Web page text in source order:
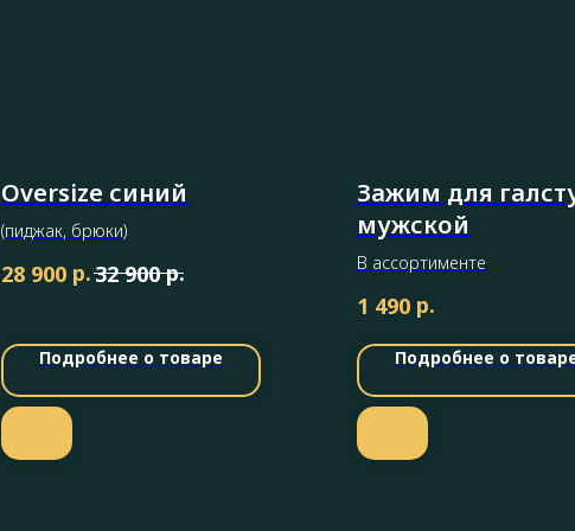
Oversize синий
(пиджак, брюки)
28 900 р.32 900 р.
Подробнее о товаре
Зажим для
мужской
В ассортименте
1 490 р.
Подробнее о